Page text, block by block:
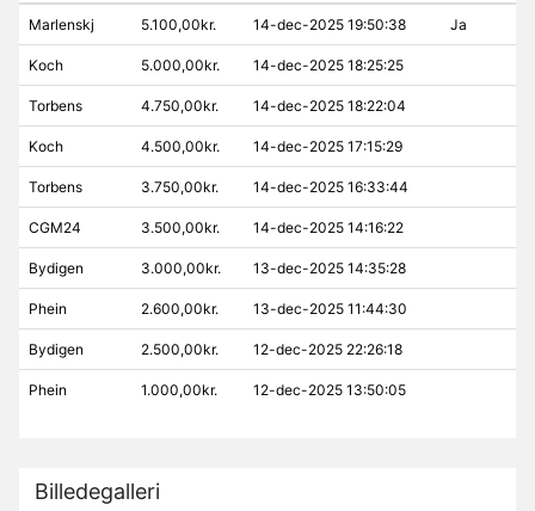
Marlenskj 5.100,00kr. 14-dec-2025 19:50:38 Ja
Koch 5.000,00kr. 14-dec-2025 18:25:25
Torbens 4.750,00kr. 14-dec-2025 18:22:04
Koch 4.500,00kr. 14-dec-2025 17:15:29
Torbens 3.750,00kr. 14-dec-2025 16:33:44
CGM24 3.500,00kr. 14-dec-2025 14:16:22
Bydigen 3.000,00kr. 13-dec-2025 14:35:28
Phein 2.600,00kr. 13-dec-2025 11:44:30
Bydigen 2.500,00kr. 12-dec-2025 22:26:18
Phein 1.000,00kr. 12-dec-2025 13:50:05
Billedegalleri